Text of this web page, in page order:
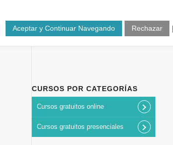
Cursos Nosotros Blog Contacto
CURSOS POR CATEGORÍAS
Cursos gratuitos online
Cursos gratuitos presenciales
Aceptar y Continuar Navegando Rechazar